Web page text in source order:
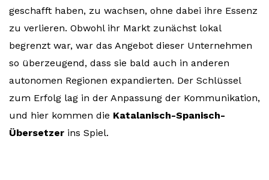
geschafft haben, zu wachsen, ohne dabei ihre Essenz
zu verlieren. Obwohl ihr Markt zunächst lokal
begrenzt war, war das Angebot dieser Unternehmen
so überzeugend, dass sie bald auch in anderen
autonomen Regionen expandierten. Der Schlüssel
zum Erfolg lag in der Anpassung der Kommunikation,
und hier kommen die Katalanisch-Spanisch-
Übersetzer ins Spiel.